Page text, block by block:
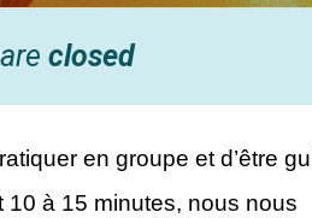
closed
en groupe et d’être
à 15 minutes, nous nous